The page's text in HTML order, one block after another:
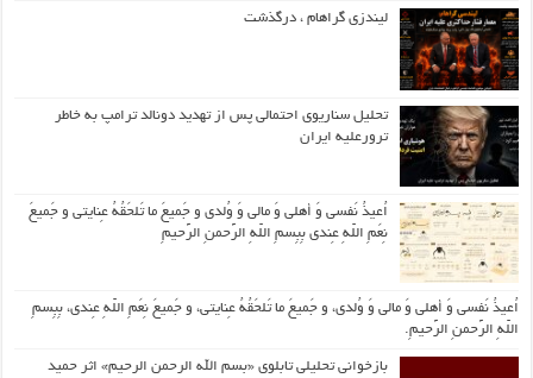
لیندزی گراهام ، درگذشت
تحلیل سناریوی احتمالی پس از تهدید دونالد ترامپ به خاطر
ترورعلیه ایران
اُعیذُ نَفسی وَ أهلی وَ مالی وَ وُلدی و جَمیعَ ما تَلحَقُهُ عِنایتی و جَمیعَ
نِعَمِ اللّهِ عِندی بِبِسمِ اللّهِ الرَّحمنِ الرَّحیمِ
اُعیذُ نَفسی وَ أهلی وَ مالی وَ وُلدی، و جَمیعَ ما تَلحَقُهُ عِنایتی، و جَمیعَ نِعَمِ اللّهِ عِندی، بِبِسمِ
اللّهِ الرَّحمنِ الرَّحیمِ.
بازخوانی تحلیلی تابلوی «بسم الله الرحمن الرحیم» اثر حمید